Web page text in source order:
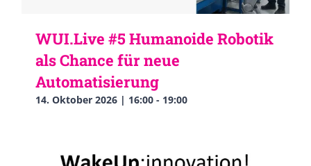
WUI.Live #5 Humanoide Robotik
als Chance für neue
Automatisierung
14. Oktober 2026 | 16:00 - 19:00